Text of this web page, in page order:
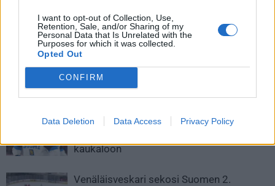
I want to opt-out of Collection, Use,
Retention, Sale, and/or Sharing of my
Personal Data that Is Unrelated with the
Purposes for which it was collected.
Opted Out
CONFIRM
Data Deletion Data Access Privacy Policy
Liigan pudotuspelit 2025 –
tässä kaikki päivämäärät ja
aikataulut
Montako pistettä Leijonat kerää
4 Nations -turnauksessa?
LIITTYVÄT ARTIKKELIT LISÄÄ TEKIJÄLTÄ
Leijonat julkisti ketjut Sveitsi-peliin –
kaukaloon
Venäläisveskari sekosi Suomen 2.